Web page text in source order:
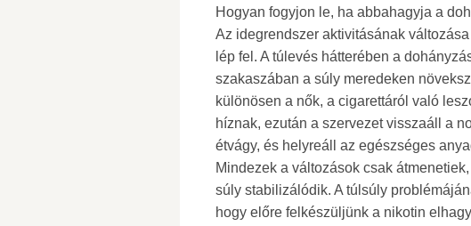
Hogyan fogyjon le, ha abbahagyja a
Az idegrendszer aktivitásának
lép fel. A túlevés hátterében a
szakaszában a súly meredeken
különösen a nők, a cigarettáról való
híznak, ezután a szervezet visszaáll a
étvágy, és helyreáll az egészséges
Mindezek a változások csak
súly stabilizálódik. A túlsúly
hogy előre felkészüljünk a nikotin